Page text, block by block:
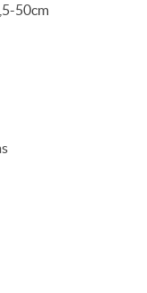
50cm